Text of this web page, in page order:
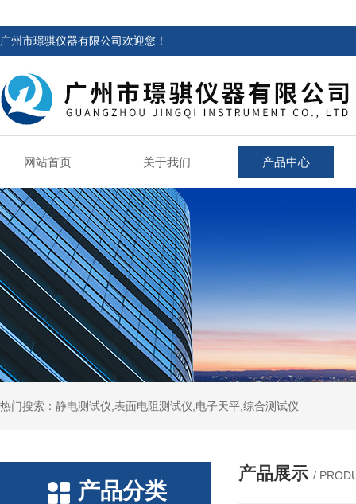
广州市璟骐仪器有限公司欢迎您！
网站首页 关于我们 产品中心
热门搜索：静电测试仪,表面电阻测试仪,电子天平,综合测试仪
产品分类
产品展示 /